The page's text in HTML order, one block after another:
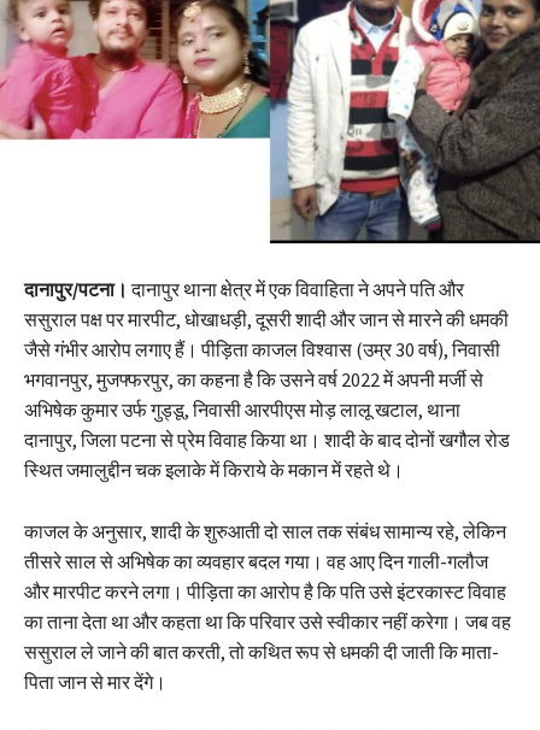
दानापुर/पटना। दानापुर थाना क्षेत्र में एक विवाहिता ने अपने पति और
ससुराल पक्ष पर मारपीट, धोखाधड़ी, दूसरी शादी और जान से मारने की धमकी
जैसे गंभीर आरोप लगाए हैं। पीड़िता काजल विश्वास (उम्र 30 वर्ष), निवासी
भगवानपुर, मुजफ्फरपुर, का कहना है कि उसने वर्ष 2022 में अपनी मर्जी से
अभिषेक कुमार उर्फ गुड्डू, निवासी आरपीएस मोड़ लालू खटाल, थाना
दानापुर, जिला पटना से प्रेम विवाह किया था। शादी के बाद दोनों खगौल रोड
स्थित जमालुद्दीन चक इलाके में किराये के मकान में रहते थे।
काजल के अनुसार, शादी के शुरुआती दो साल तक संबंध सामान्य रहे, लेकिन
तीसरे साल से अभिषेक का व्यवहार बदल गया। वह आए दिन गाली-गलौज
और मारपीट करने लगा। पीड़िता का आरोप है कि पति उसे इंटरकास्ट विवाह
का ताना देता था और कहता था कि परिवार उसे स्वीकार नहीं करेगा। जब वह
ससुराल ले जाने की बात करती, तो कथित रूप से धमकी दी जाती कि माता-
पिता जान से मार देंगे।